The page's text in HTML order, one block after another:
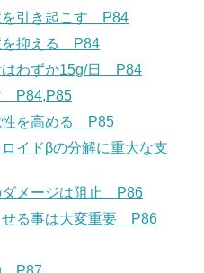
を引き起こす P84
を抑える P84
はわずか15g/日 P84
P84,P85
性を高める P85
イドβの分解に重大な支
ダメージは阻止 P86
せる事は大変重要 P86